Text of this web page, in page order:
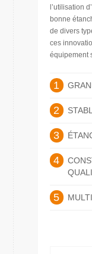
l’utilisation
bonne
de divers
ces
équipement
1
2
3
4
5